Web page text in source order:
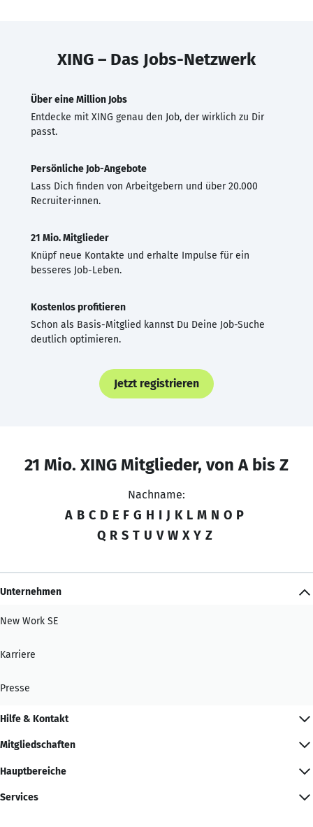
XING – Das Jobs-Netzwerk
Über eine Million Jobs
Entdecke mit XING genau den Job, der wirklich zu Dir
passt.
Persönliche Job-Angebote
Lass Dich finden von Arbeitgebern und über 20.000
Recruiter·innen.
21 Mio. Mitglieder
Knüpf neue Kontakte und erhalte Impulse für ein
besseres Job-Leben.
Kostenlos profitieren
Schon als Basis-Mitglied kannst Du Deine Job-Suche
deutlich optimieren.
Jetzt registrieren
21 Mio. XING Mitglieder, von A bis Z
Nachname:
A B C D E F G H I J K L M N O P
Q R S T U V W X Y Z
Unternehmen
New Work SE
Karriere
Presse
Hilfe & Kontakt
Mitgliedschaften
Hauptbereiche
Services